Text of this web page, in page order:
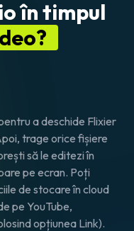
în timpul
a deschide Flixier
trage orice fișiere
să le editezi în
pe ecran. Poți
de stocare în cloud
pe YouTube,
opțiunea Link).